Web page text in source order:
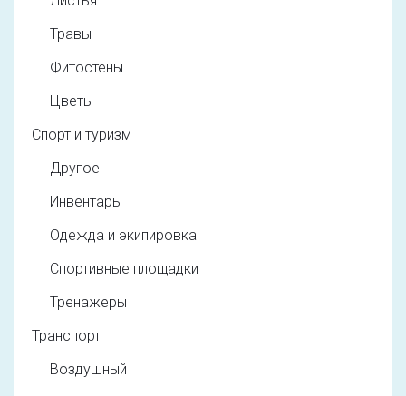
Травы
Фитостены
Цветы
Спорт и туризм
Другое
Инвентарь
Одежда и экипировка
Спортивные площадки
Тренажеры
Транспорт
Воздушный